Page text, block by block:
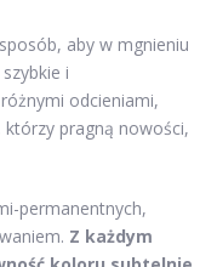
aby w mgnieniu
i
odcieniami,
pragną nowości,
permanentnych,
Z każdym